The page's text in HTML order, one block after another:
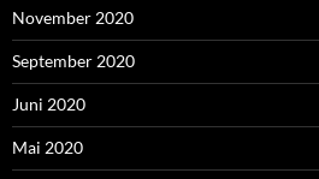
November 2020
September 2020
Juni 2020
Mai 2020